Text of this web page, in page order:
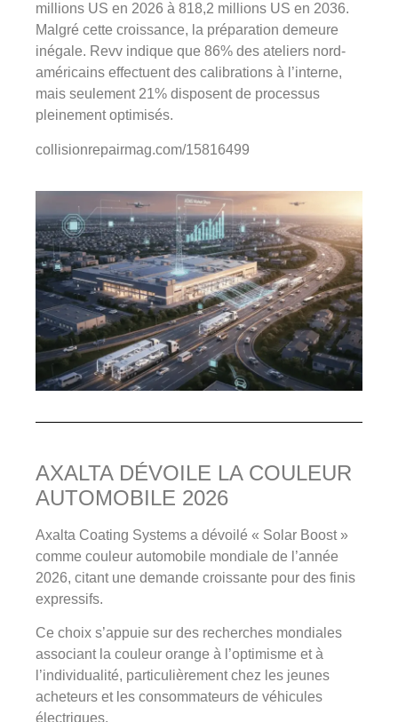
millions US en 2026 à 818,2 millions US en 2036.
Malgré cette croissance, la préparation demeure
inégale. Revv indique que 86% des ateliers nord-
américains effectuent des calibrations à l’interne,
mais seulement 21% disposent de processus
pleinement optimisés.
collisionrepairmag.com/15816499
AXALTA DÉVOILE LA COULEUR
AUTOMOBILE 2026
Axalta Coating Systems a dévoilé « Solar Boost »
comme couleur automobile mondiale de l’année
2026, citant une demande croissante pour des finis
expressifs.
Ce choix s’appuie sur des recherches mondiales
associant la couleur orange à l’optimisme et à
l’individualité, particulièrement chez les jeunes
acheteurs et les consommateurs de véhicules
électriques.